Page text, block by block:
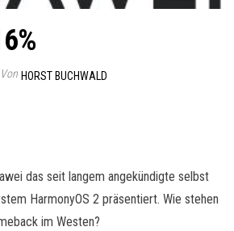
Von HORST BUCHWALD
das seit langem angekündigte selbst
HarmonyOS 2 präsentiert. Wie stehen
im Westen?